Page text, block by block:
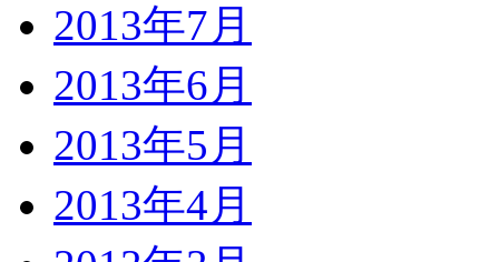
2013年7月
2013年6月
2013年5月
2013年4月